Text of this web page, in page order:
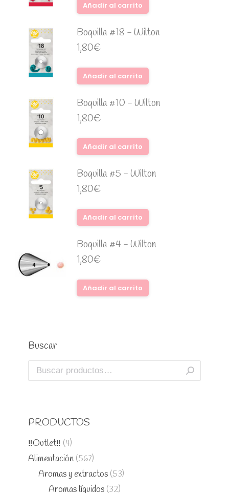
Añadir al carrito
Boquilla #18 - Wilton
1,80€
Añadir al carrito
Boquilla #10 - Wilton
1,80€
Añadir al carrito
Boquilla #5 - Wilton
1,80€
Añadir al carrito
Boquilla #4 - Wilton
1,80€
Añadir al carrito
Buscar
PRODUCTOS
‼️Outlet‼️ (4)
Alimentación (567)
Aromas y extractos (53)
Aromas líquidos (32)